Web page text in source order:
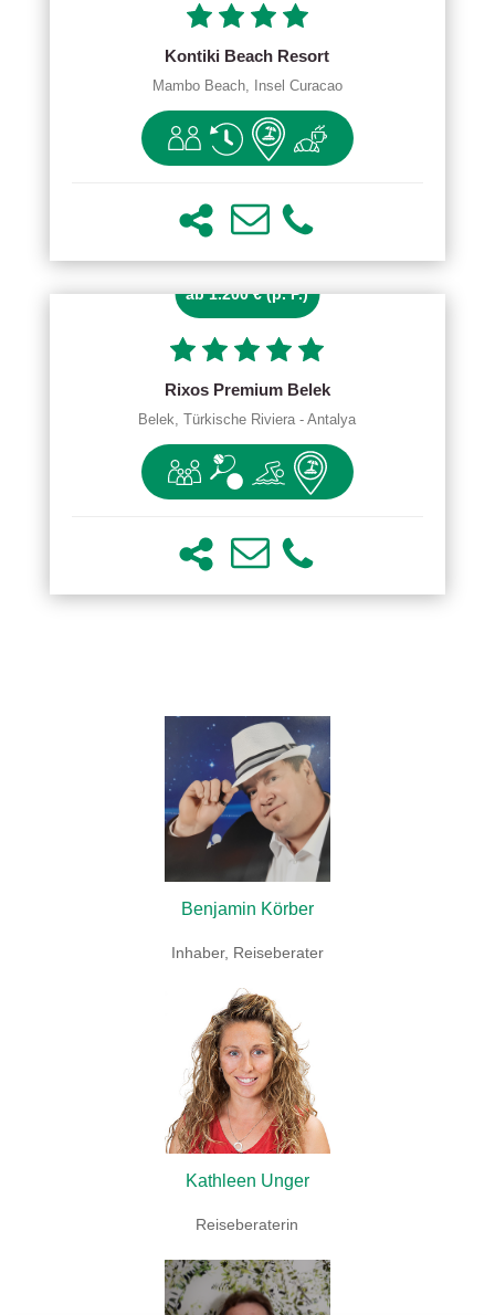
Kontiki Beach Resort
Mambo Beach, Insel Curacao
ab 1.200 € (p. P.)
Rixos Premium Belek
Belek, Türkische Riviera - Antalya
Benjamin Körber
Inhaber, Reiseberater
Kathleen Unger
Reiseberaterin